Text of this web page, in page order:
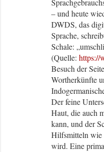
– und heute
DWDS, das
Sprache,
Schale:
(Quelle:https://
Besuch der
Wortherkünfte
Der feine
Haut, die auch
kann, und der
Hilfsmitteln wie
wird. Eine